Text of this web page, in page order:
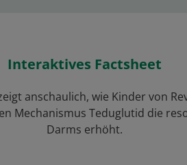
Interaktives Factsheet
anschaulich, wie Kinder von
Mechanismus Teduglutid die
Darms erhöht.